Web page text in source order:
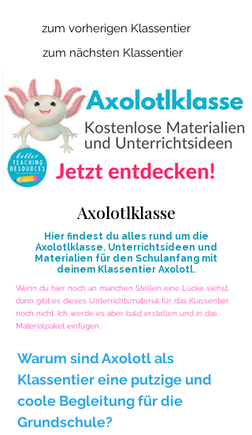
zum vorherigen Klassentier
zum nächsten Klassentier
Axolotlklasse
Hier findest du alles rund um die
Axolotlklasse. Unterrichtsideen und
Materialien für den Schulanfang mit
deinem Klassentier Axolotl.
Wenn du hier noch an manchen Stellen eine Lücke siehst,
dann gibt es dieses Unterrichtsmaterial für das Klassentier
noch nicht. Ich werde es aber bald erstellen und in das
Materialpaket einfügen.
Warum sind Axolotl als
Klassentier eine putzige und
coole Begleitung für die
Grundschule?